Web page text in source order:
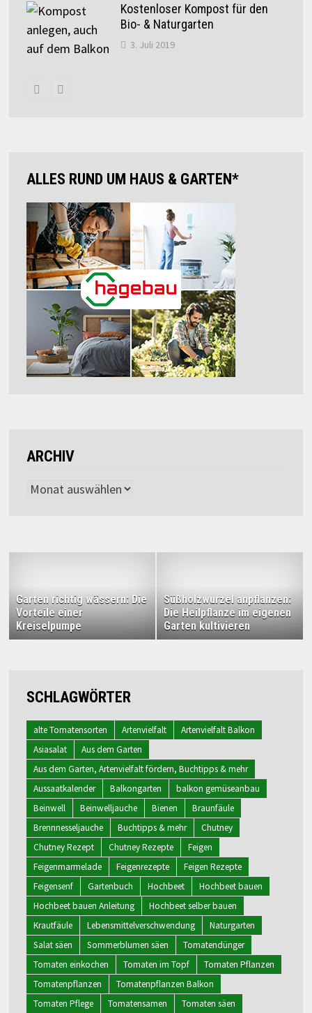
Kostenloser Kompost für den
Bio- & Naturgarten
3. Juli 2019
ALLES RUND UM HAUS & GARTEN*
ARCHIV
Archiv
Garten richtig wässern: Die
Vorteile einer
Kreiselpumpe
Süßholzwurzel anpflanzen:
Die Heilpflanze im eigenen
Garten kultivieren
SCHLAGWÖRTER
alte Tomatensorten Artenvielfalt
Artenvielfalt Balkon
Asiasalat
Aus dem Garten
Aus dem Garten, Artenvielfalt fördern, Buchtipps & mehr
Aussaatkalender
Balkongarten
balkon gemüseanbau
Beinwell
Beinwelljauche Bienen
Braunfäule
Brennnesseljauche
Buchtipps & mehr
Chutney
Chutney Rezept
Chutney Rezepte
Feigen
Feigenmarmelade
Feigenrezepte
Feigen Rezepte
Feigensenf
Gartenbuch Hochbeet
Hochbeet bauen
Hochbeet bauen Anleitung
Hochbeet selber bauen
Krautfäule
Lebensmittelverschwendung
Naturgarten
Salat säen
Sommerblumen säen
Tomatendünger
Tomaten einkochen
Tomaten im Topf
Tomaten Pflanzen
Tomatenpflanzen
Tomatenpflanzen Balkon
Tomaten Pflege
Tomatensamen Tomaten säen